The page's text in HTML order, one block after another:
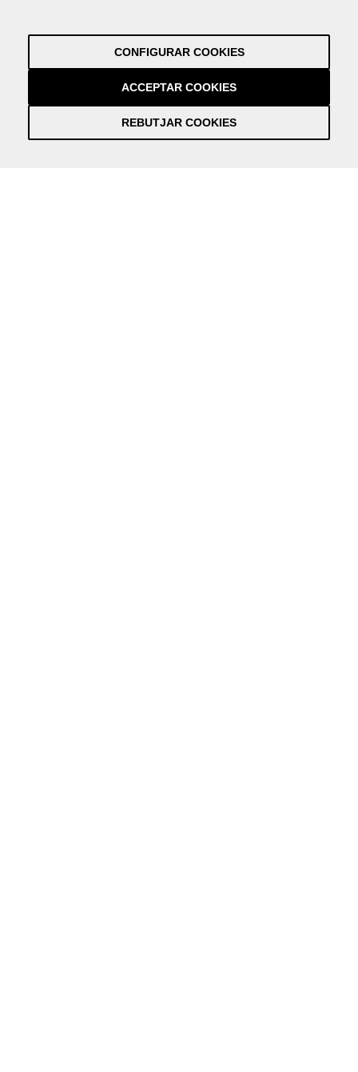
Política de Privacitat
CONFIGURAR COOKIES
REBUTJAR COOKIES
ACCEPTAR COOKIES